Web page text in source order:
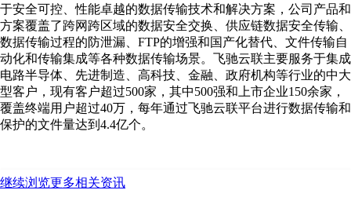
于安全可控、性能卓越的数据传输技术和解决方案，公司产品和
方案覆盖了跨网跨区域的数据安全交换、供应链数据安全传输、
数据传输过程的防泄漏、FTP的增强和国产化替代、文件传输自
动化和传输集成等各种数据传输场景。飞驰云联主要服务于集成
电路半导体、先进制造、高科技、金融、政府机构等行业的中大
型客户，现有客户超过500家，其中500强和上市企业150余家，
覆盖终端用户超过40万，每年通过飞驰云联平台进行数据传输和
保护的文件量达到4.4亿个。
继续浏览更多相关资讯